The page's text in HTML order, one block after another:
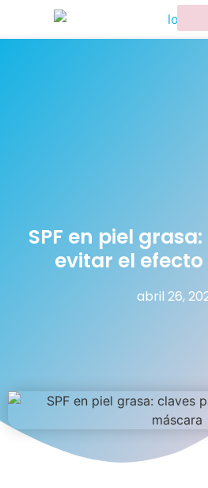
SPF en piel
evitar el
abril 26,